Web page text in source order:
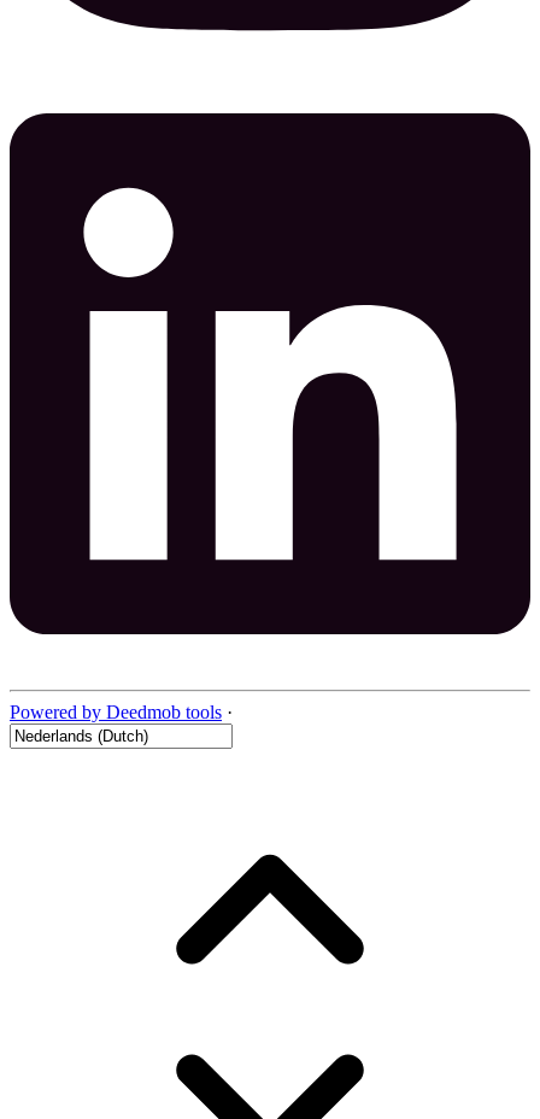
Powered by Deedmob tools ·